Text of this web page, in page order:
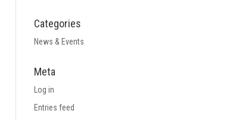
Categories
News & Events
Meta
Log in
Entries feed